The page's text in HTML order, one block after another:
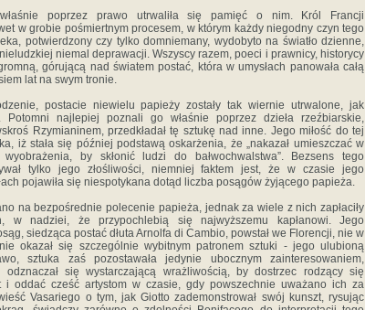
poprzez prawo utrwaliła się pamięć o nim. Król Francji
w grobie pośmiertnym procesem, w którym każdy niegodny czyn tego
potwierdzony czy tylko domniemany, wydobyto na światło dzienne,
niemal deprawacji. Wszyscy razem, poeci i prawnicy, historycy
górującą nad światem postać, która w umysłach panowała całą
lat na swym tronie.
postacie niewielu papieży zostały tak wiernie utrwalone, jak
Potomni najlepiej poznali go właśnie poprzez dzieła rzeźbiarskie,
Rzymianinem, przedkładał tę sztukę nad inne. Jego miłość do tej
iż stała się później podstawą oskarżenia, że „nakazał umieszczać w
wyobrażenia, by skłonić ludzi do bałwochwalstwa”. Bezsens tego
tylko jego złośliwości, niemniej faktem jest, że w czasie jego
pojawiła się niespotykana dotąd liczba posągów żyjącego papieża.
na bezpośrednie polecenie papieża, jednak za wiele z nich zapłaciły
w nadziei, że przypochlebią się najwyższemu kapłanowi. Jego
siedząca postać dłuta Arnolfa di Cambio, powstał we Florencji, nie w
okazał się szczególnie wybitnym patronem sztuki - jego ulubioną
sztuka zaś pozostawała jedynie ubocznym zainteresowaniem,
odznaczał się wystarczającą wrażliwością, by dostrzec rodzący się
i oddać cześć artystom w czasie, gdy powszechnie uważano ich za
Vasariego o tym, jak Giotto zademonstrował swój kunszt, rysując